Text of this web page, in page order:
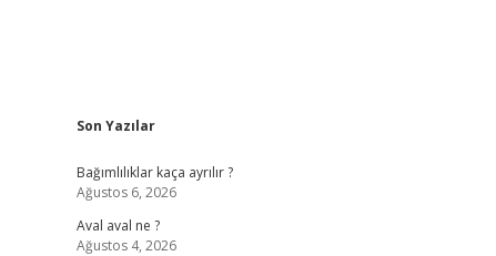
Sidebar
Son Yazılar
Bağımlılıklar kaça ayrılır ?
Ağustos 6, 2026
Aval aval ne ?
Ağustos 4, 2026